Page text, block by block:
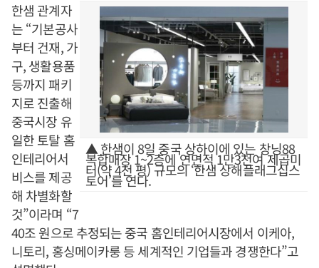
▲ 한샘이 8일 중국 상하이에 있는 창닝88
복합매장 1~2층에 연면적 1만3천여 제곱미
터(약 4천 평) 규모의 ‘한샘 상해플래그십스
토어’를 연다.
한샘 관계자
는 “기본공사
부터 건재, 가
구, 생활용품
등까지 패키
지로 진출해
중국시장 유
일한 토탈 홈
인테리어서
비스를 제공
해 차별화할
것”이라며 “7
40조 원으로 추정되는 중국 홈인테리어시장에서 이케아,
니토리, 홍싱메이카룽 등 세계적인 기업들과 경쟁한다”고